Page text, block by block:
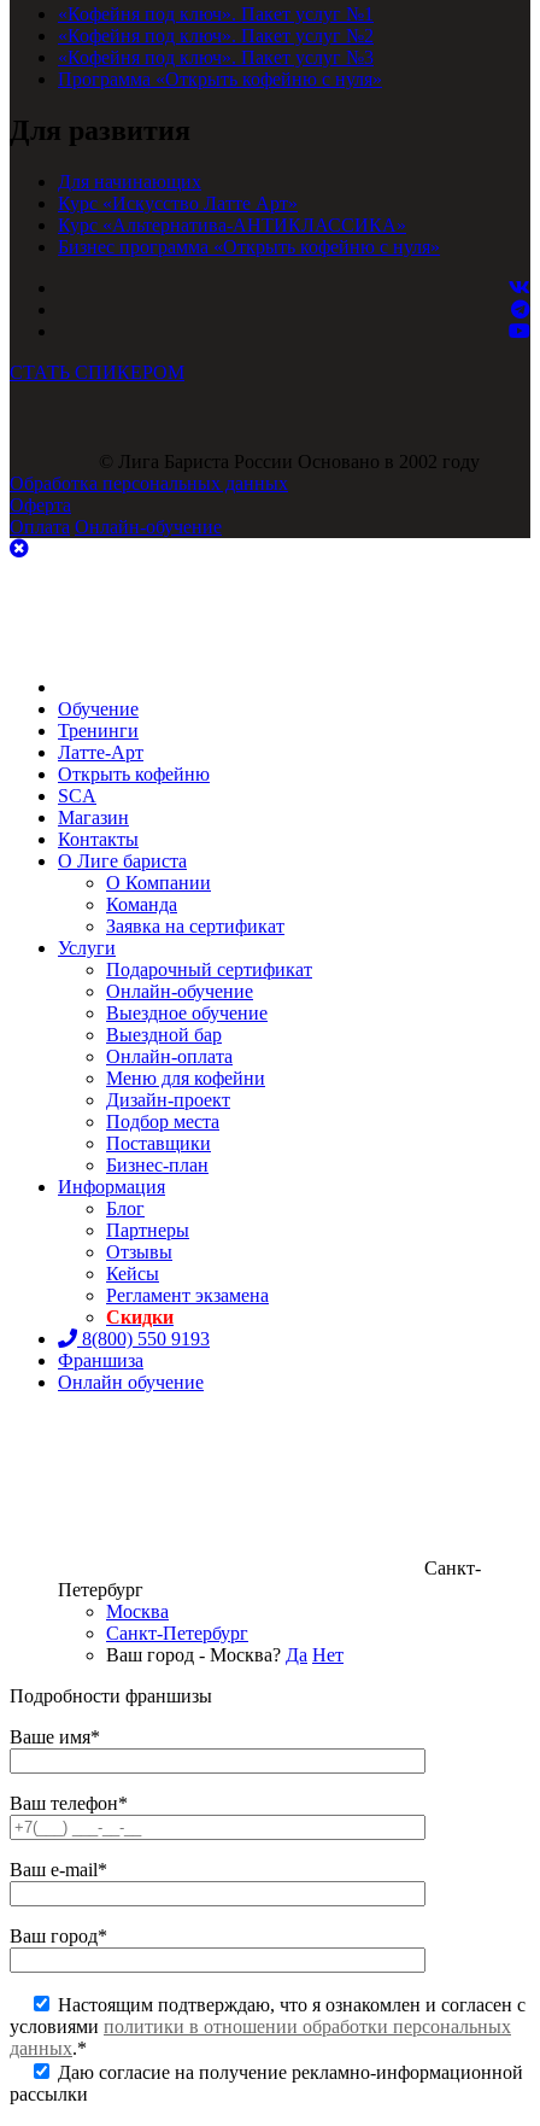
«Кофейня под ключ». Пакет услуг №1
«Кофейня под ключ». Пакет услуг №2
«Кофейня под ключ». Пакет услуг №3
Программа «Открыть кофейню с нуля»
Для развития
Для начинающих
Курс «Искусство Латте Арт»
Курс «Альтернатива-АНТИКЛАССИКА»
Бизнес программа «Открыть кофейню с нуля»
СТАТЬ СПИКЕРОМ
© Лига Бариста России Основано в 2002 году
Обработка персональных данных
Оферта
Оплата Онлайн-обучение
Обучение
Тренинги
Латте-Арт
Открыть кофейню
SCA
Магазин
Контакты
О Лиге бариста
О Компании
Команда
Заявка на сертификат
Услуги
Подарочный сертификат
Онлайн-обучение
Выездное обучение
Выездной бар
Онлайн-оплата
Меню для кофейни
Дизайн-проект
Подбор места
Поставщики
Бизнес-план
Информация
Блог
Партнеры
Отзывы
Кейсы
Регламент экзамена
Скидки
8(800) 550 9193
Франшиза
Онлайн обучение
Санкт-
Петербург
Москва
Санкт-Петербург
Ваш город - Москва? Да Нет
Подробности франшизы
Ваше имя*
Ваш телефон*
Ваш e-mail*
Ваш город*
Настоящим подтверждаю, что я ознакомлен и согласен с
условиями политики в отношении обработки персональных
данных.*
Даю согласие на получение рекламно-информационной
рассылки